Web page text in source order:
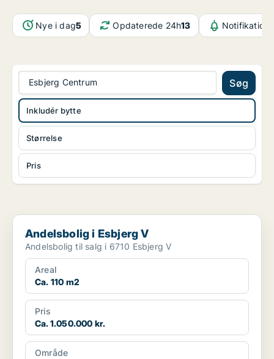
Nye i dag5 Opdaterede 24h13
Esbjerg Centrum Søg
Størrelse
Pris
Inkludér bytte
Andelsbolig i Esbjerg V
Andelsbolig i Esbjerg V
Andelsbolig til salg i 6710 Esbjerg V
Areal
Ca. 110 m2
Pris
Ca. 1.050.000 kr.
Område